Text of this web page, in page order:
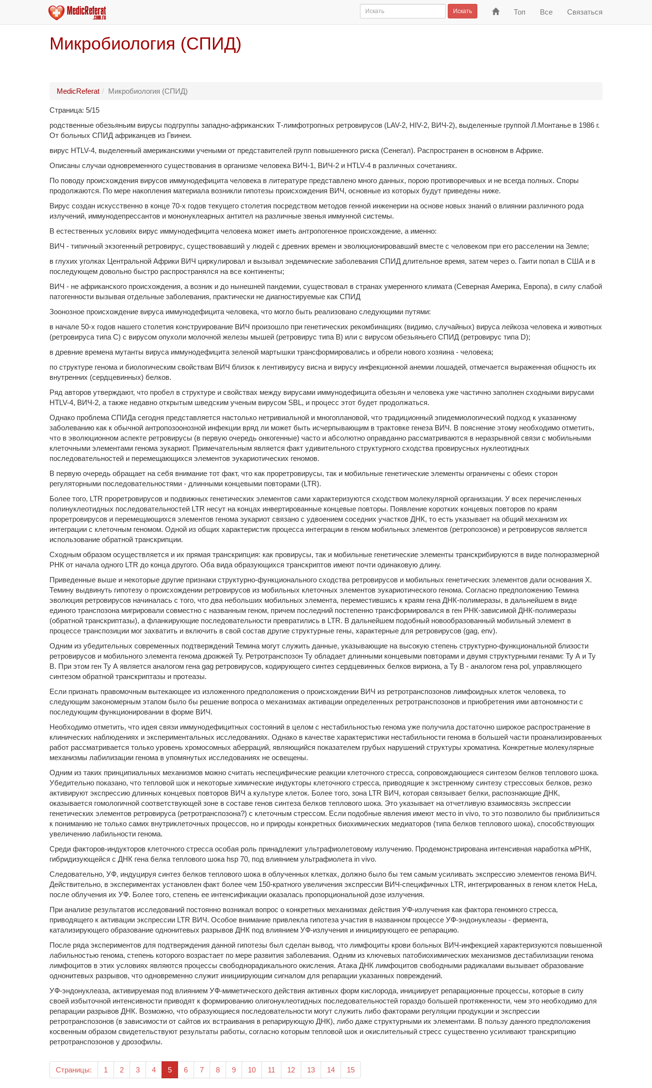
На
Топ Все Связаться
Искать
Микробиология (СПИД)
MedicReferat Микробиология (СПИД)
Страница: 5/15
родственные обезьяньим вирусы подгруппы западно-африканских Т-лимфотропных ретровирусов (LAV-2, HIV-2, ВИЧ-2), выделенные группой Л.Монтанье в 1986 г.
От больных СПИД африканцев из Гвинеи.
вирус HTLV-4, выделенный американскими учеными от представителей групп повышенного риска (Сенегал). Распространен в основном в Африке.
Описаны случаи одновременного существования в организме человека ВИЧ-1, ВИЧ-2 и HTLV-4 в различных сочетаниях.
По поводу происхождения вирусов иммунодефицита человека в литературе представлено много данных, порою противоречивых и не всегда полных. Споры
продолжаются. По мере накопления материала возникли гипотезы происхождения ВИЧ, основные из которых будут приведены ниже.
Вирус создан искусственно в конце 70-х годов текущего столетия посредством методов генной инженерии на основе новых знаний о влиянии различного рода
излучений, иммунодепрессантов и мононуклеарных антител на различные звенья иммунной системы.
В естественных условиях вирус иммунодефицита человека может иметь антропогенное происхождение, а именно:
ВИЧ - типичный экзогенный ретровирус, существовавший у людей с древних времен и эволюционировавший вместе с человеком при его расселении на Земле;
в глухих уголках Центральной Африки ВИЧ циркулировал и вызывал эндемические заболевания СПИД длительное время, затем через о. Гаити попал в США и в
последующем довольно быстро распространялся на все континенты;
ВИЧ - не африканского происхождения, а возник и до нынешней пандемии, существовал в странах умеренного климата (Северная Америка, Европа), в силу слабой
патогенности вызывая отдельные заболевания, практически не диагностируемые как СПИД
Зоонозное происхождение вируса иммунодефицита человека, что могло быть реализовано следующими путями:
в начале 50-х годов нашего столетия конструирование ВИЧ произошло при генетических рекомбинациях (видимо, случайных) вируса лейкоза человека и животных
(ретровируса типа С) с вирусом опухоли молочной железы мышей (ретровирус типа В) или с вирусом обезьяньего СПИД (ретровирус типа D);
в древние времена мутанты вируса иммунодефицита зеленой мартышки трансформировались и обрели нового хозяина - человека;
по структуре генома и биологическим свойствам ВИЧ близок к лентивирусу висна и вирусу инфекционной анемии лошадей, отмечается выраженная общность их
внутренних (сердцевинных) белков.
Ряд авторов утверждают, что пробел в структуре и свойствах между вирусами иммунодефицита обезьян и человека уже частично заполнен сходными вирусами
HTLV-4, ВИЧ-2, а также недавно открытым шведским ученым вирусом SBL, и процесс этот будет продолжаться.
Однако проблема СПИДа сегодня представляется настолько нетривиальной и многоплановой, что традиционный эпидемиологический подход к указанному
заболеванию как к обычной антропозоонозной инфекции вряд ли может быть исчерпывающим в трактовке генеза ВИЧ. В пояснение этому необходимо отметить,
что в эволюционном аспекте ретровирусы (в первую очередь онкогенные) часто и абсолютно оправданно рассматриваются в неразрывной связи с мобильными
клеточными элементами генома эукариот. Примечательным является факт удивительного структурного сходства провирусных нуклеотидных
последовательностей и перемещающихся элементов эукариотических геномов.
В первую очередь обращает на себя внимание тот факт, что как проретровирусы, так и мобильные генетические элементы ограничены с обеих сторон
регуляторными последовательностями - длинными концевыми повторами (LTR).
Более того, LTR проретровирусов и подвижных генетических элементов сами характеризуются сходством молекулярной организации. У всех перечисленных
полинуклеотидных последовательностей LTR несут на концах инвертированные концевые повторы. Появление коротких концевых повторов по краям
проретровирусов и перемещающихся элементов генома эукариот связано с удвоением соседних участков ДНК, то есть указывает на общий механизм их
интеграции с клеточным геномом. Одной из общих характеристик процесса интеграции в геном мобильных элементов (ретропозонов) и ретровирусов является
использование обратной транскрипции.
Сходным образом осуществляется и их прямая транскрипция: как провирусы, так и мобильные генетические элементы транскрибируются в виде полноразмерной
РНК от начала одного LTR до конца другого. Оба вида образующихся транскриптов имеют почти одинаковую длину.
Приведенные выше и некоторые другие признаки структурно-функционального сходства ретровирусов и мобильных генетических элементов дали основания Х.
Темину выдвинуть гипотезу о происхождении ретровирусов из мобильных клеточных элементов эукариотического генома. Согласно предположению Темина
эволюция ретровирусов начиналась с того, что два небольших мобильных элемента, переместившись к краям гена ДНК-полимеразы, в дальнейшем в виде
единого транспозона мигрировали совместно с названным геном, причем последний постепенно трансформировался в ген РНК-зависимой ДНК-полимеразы
(обратной транскриптазы), а фланкирующие последовательности превратились в LTR. В дальнейшем подобный новообразованный мобильный элемент в
процессе транспозиции мог захватить и включить в свой состав другие структурные гены, характерные для ретровирусов (gag, env).
Одним из убедительных современных подтверждений Темина могут служить данные, указывающие на высокую степень структурно-функциональной близости
ретровирусов и мобильного элемента генома дрожжей Ту. Ретротранспозон Ту обладает длинными концевыми повторами и двумя структурными генами: Ту А и Ту
В. При этом ген Ту А является аналогом гена gag ретровирусов, кодирующего синтез сердцевинных белков вириона, а Ту В - аналогом гена pol, управляющего
синтезом обратной транскриптазы и протеазы.
Если признать правомочным вытекающее из изложенного предположения о происхождении ВИЧ из ретротранспозонов лимфоидных клеток человека, то
следующим закономерным этапом было бы решение вопроса о механизмах активации определенных ретротранспозонов и приобретения ими автономности с
последующим функционировании в форме ВИЧ.
Необходимо отметить, что идея связи иммунодефицитных состояний в целом с нестабильностью генома уже получила достаточно широкое распространение в
клинических наблюдениях и экспериментальных исследованиях. Однако в качестве характеристики нестабильности генома в большей части проанализированных
работ рассматривается только уровень хромосомных аберраций, являющийся показателем грубых нарушений структуры хроматина. Конкретные молекулярные
механизмы лабилизации генома в упомянутых исследованиях не освещены.
Одним из таких принципиальных механизмов можно считать неспецифические реакции клеточного стресса, сопровождающиеся синтезом белков теплового шока.
Убедительно показано, что тепловой шок и некоторые химические индукторы клеточного стресса, приводящие к экстренному синтезу стрессовых белков, резко
активируют экспрессию длинных концевых повторов ВИЧ а культуре клеток. Более того, зона LTR ВИЧ, которая связывает белки, распознающие ДНК,
оказывается гомологичной соответствующей зоне в составе генов синтеза белков теплового шока. Это указывает на отчетливую взаимосвязь экспрессии
генетических элементов ретровируса (ретротранспозона?) с клеточным стрессом. Если подобные явления имеют место in vivo, то это позволило бы приблизиться
к пониманию не только самих внутриклеточных процессов, но и природы конкретных биохимических медиаторов (типа белков теплового шока), способствующих
увеличению лабильности генома.
Среди факторов-индукторов клеточного стресса особая роль принадлежит ультрафиолетовому излучению. Продемонстрирована интенсивная наработка мРНК,
гибридизующейся с ДНК гена белка теплового шока hsp 70, под влиянием ультрафиолета in vivo.
Следовательно, УФ, индуцируя синтез белков теплового шока в облученных клетках, должно было бы тем самым усиливать экспрессию элементов генома ВИЧ.
Действительно, в экспериментах установлен факт более чем 150-кратного увеличения экспрессии ВИЧ-специфичных LTR, интегрированных в геном клеток HeLa,
после облучения их УФ. Более того, степень ее интенсификации оказалась пропорциональной дозе излучения.
При анализе результатов исследований постоянно возникал вопрос о конкретных механизмах действия УФ-излучения как фактора геномного стресса,
приводящего к активации экспрессии LTR ВИЧ. Особое внимание привлекла гипотеза участия в названном процессе УФ-эндонуклеазы - фермента,
катализирующего образование однонитевых разрывов ДНК под влиянием УФ-излучения и инициирующего ее репарацию.
После ряда экспериментов для подтверждения данной гипотезы был сделан вывод, что лимфоциты крови больных ВИЧ-инфекцией характеризуются повышенной
лабильностью генома, степень которого возрастает по мере развития заболевания. Одним из ключевых патобиохимических механизмов дестабилизации генома
лимфоцитов в этих условиях являются процессы свободнорадикального окисления. Атака ДНК лимфоцитов свободными радикалами вызывает образование
однонитевых разрывов, что одновременно служит инициирующим сигналом для репарации указанных повреждений.
УФ-эндонуклеаза, активируемая под влиянием УФ-миметического действия активных форм кислорода, инициирует репарационные процессы, которые в силу
своей избыточной интенсивности приводят к формированию олигонуклеотидных последовательностей гораздо большей протяженности, чем это необходимо для
репарации разрывов ДНК. Возможно, что образующиеся последовательности могут служить либо факторами регуляции продукции и экспрессии
ретротранспозонов (в зависимости от сайтов их встраивания в репарирующую ДНК), либо даже структурными их элементами. В пользу данного предположения
косвенным образом свидетельствуют результаты работы, согласно которым тепловой шок и окислительный стресс существенно усиливают транскрипцию
ретротранспозонов у дрозофилы.
Страницы: 1 2 3 4 5(текущая)
6 7 8 9 10 11 12 13 14 15